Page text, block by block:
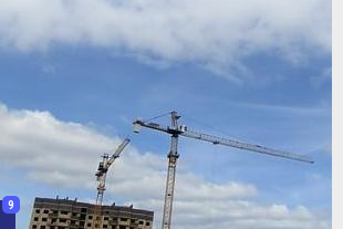
9